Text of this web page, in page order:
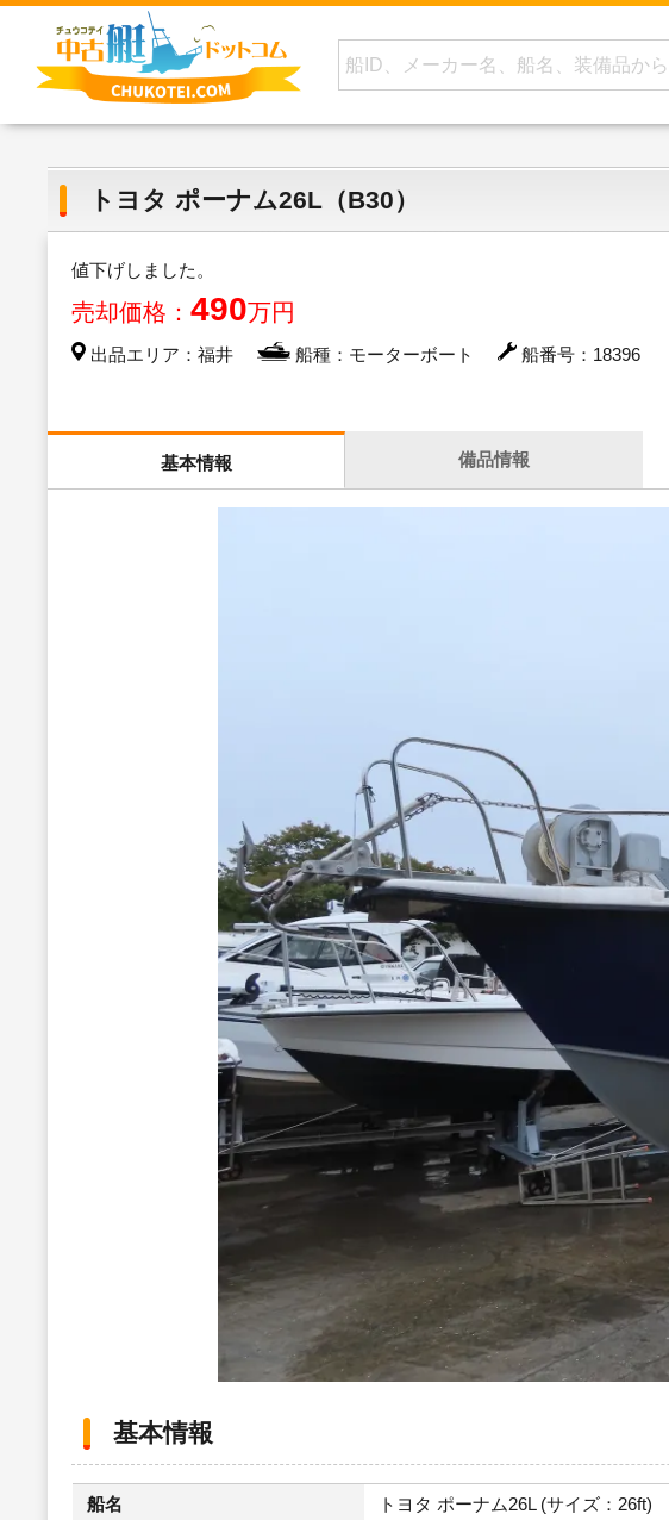
トヨタ ポーナム26L（B30）
値下げしました。
売却価格：490万円
出品エリア：福井 船種：モーターボート 船番号：18396
基本情報 備品情報
基本情報
船名 トヨタ ポーナム26L (サイズ：26ft)